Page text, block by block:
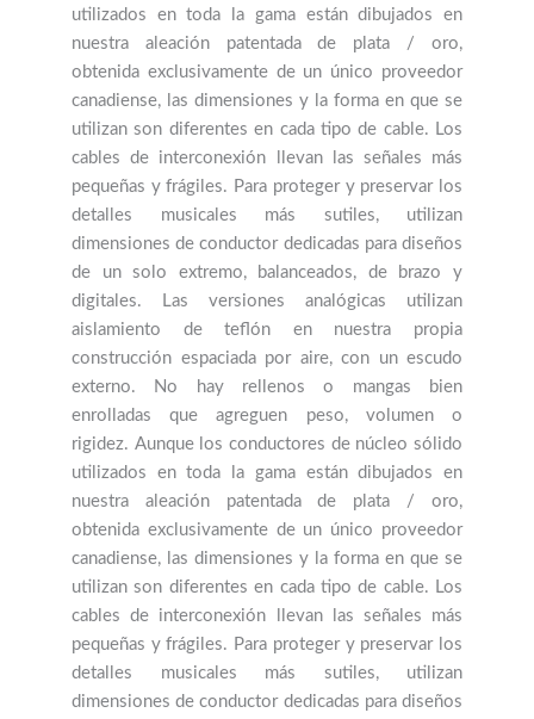
utilizados en toda la gama están dibujados en
nuestra aleación patentada de plata / oro,
obtenida exclusivamente de un único proveedor
canadiense, las dimensiones y la forma en que se
utilizan son diferentes en cada tipo de cable. Los
cables de interconexión llevan las señales más
pequeñas y frágiles. Para proteger y preservar los
detalles musicales más sutiles, utilizan
dimensiones de conductor dedicadas para diseños
de un solo extremo, balanceados, de brazo y
digitales. Las versiones analógicas utilizan
aislamiento de teflón en nuestra propia
construcción espaciada por aire, con un escudo
externo. No hay rellenos o mangas bien
enrolladas que agreguen peso, volumen o
rigidez. Aunque los conductores de núcleo sólido
utilizados en toda la gama están dibujados en
nuestra aleación patentada de plata / oro,
obtenida exclusivamente de un único proveedor
canadiense, las dimensiones y la forma en que se
utilizan son diferentes en cada tipo de cable. Los
cables de interconexión llevan las señales más
pequeñas y frágiles. Para proteger y preservar los
detalles musicales más sutiles, utilizan
dimensiones de conductor dedicadas para diseños